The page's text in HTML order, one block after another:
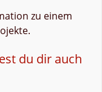
zu einem
du dir auch